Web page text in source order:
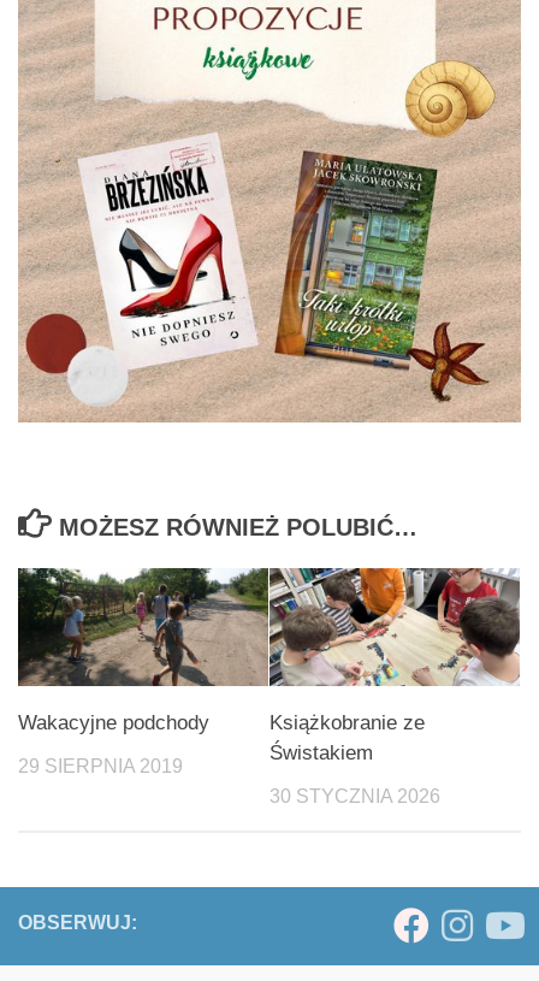
MOŻESZ RÓWNIEŻ POLUBIĆ…
Wakacyjne podchody
29 SIERPNIA 2019
Książkobranie ze
Świstakiem
30 STYCZNIA 2026
OBSERWUJ: